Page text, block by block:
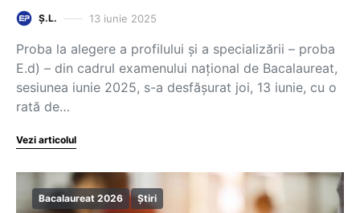
Ș.L. 13 iunie 2025
Proba la alegere a profilului și a specializării – proba
E.d) – din cadrul examenului național de Bacalaureat,
sesiunea iunie 2025, s-a desfășurat joi, 13 iunie, cu o
rată de…
Vezi articolul
Bacalaureat 2026 Știri